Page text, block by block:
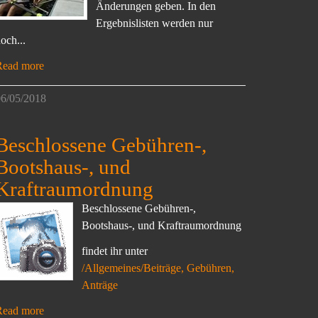
Änderungen geben. In den
Ergebnislisten werden nur
more
05/2018
Gebühren-,
, und
Beschlossene Gebühren-,
Bootshaus-, und Kraftraumordnung
findet ihr unter
/Allgemeines/Beiträge, Gebühren,
Anträge
more